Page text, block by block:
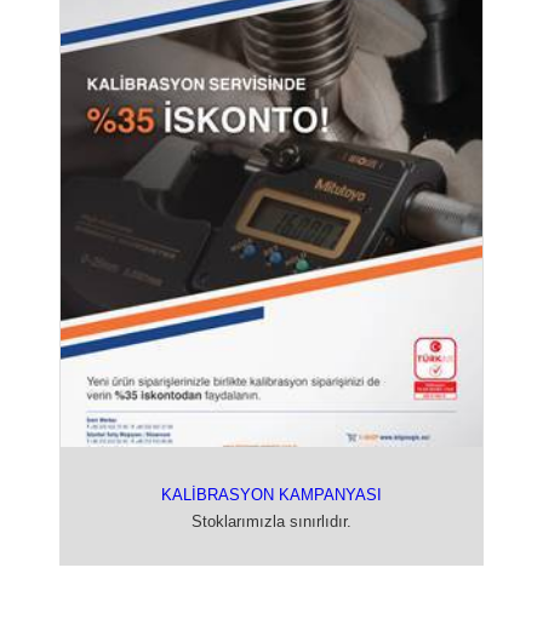
KALİBRASYON KAMPANYASI
Stoklarımızla sınırlıdır.